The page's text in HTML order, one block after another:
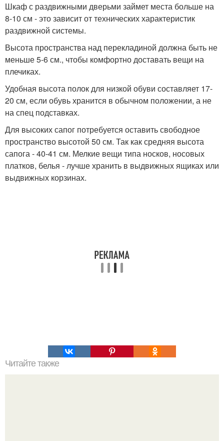
Шкаф с раздвижными дверьми займет места больше на
8-10 см - это зависит от технических характеристик
раздвижной системы.
Высота пространства над перекладиной должна быть не
меньше 5-6 см., чтобы комфортно доставать вещи на
плечиках.
Удобная высота полок для низкой обуви составляет 17-
20 см, если обувь хранится в обычном положении, а не
на спец подставках.
Для высоких сапог потребуется оставить свободное
пространство высотой 50 см. Так как средняя высота
сапога - 40-41 см. Мелкие вещи типа носков, носовых
платков, белья - лучше хранить в выдвижных ящиках или
выдвижных корзинах.
Читайте также